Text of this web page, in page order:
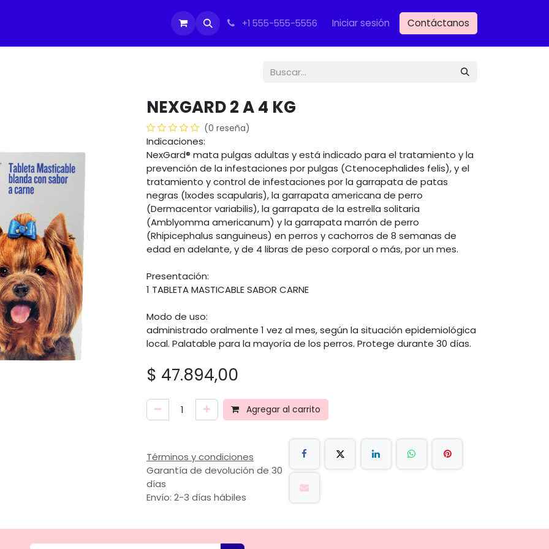
Ayuda Ayuda IMOVET
+1 555-555-5556 Iniciar sesión Contáctanos
NEXGARD 2 A 4 KG
(0 reseña)
Indicaciones:
NexGard® mata pulgas adultas y está indicado para el tratamiento y la
prevención de la infestaciones por pulgas (Ctenocephalides felis), y el
tratamiento y control de infestaciones por la garrapata de patas
negras (lxodes scapularis), la garrapata americana de perro
(Dermacentor variabilis), la garrapata de la estrella solitaria
(Amblyomma americanum) y la garrapata marrón de perro
(Rhipicephalus sanguineus) en perros y cachorros de 8 semanas de
edad en adelante, y de 4 libras de peso corporal o más, por un mes.
Presentación:
1 TABLETA MASTICABLE SABOR CARNE
Modo de uso:
administrado oralmente 1 vez al mes, según la situación epidemiológica
local. Palatable para la mayoría de los perros. Protege durante 30 días.
$ 47.894,00
Agregar al carrito
Términos y condiciones
Garantía de devolución de 30
días
Envío: 2-3 días hábiles